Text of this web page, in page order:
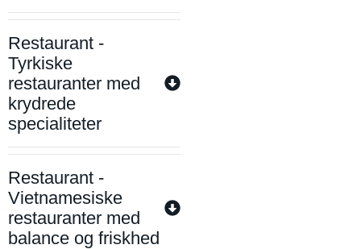
Restaurant -
Tyrkiske
restauranter med
krydrede
specialiteter
Restaurant -
Vietnamesiske
restauranter med
balance og friskhed